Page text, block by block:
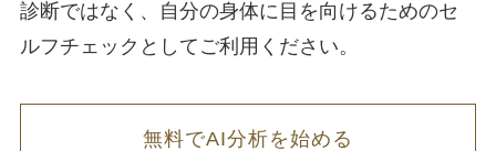
診断ではなく、自分の身体に目を向けるためのセ
ルフチェックとしてご利用ください。
無料でAI分析を始める